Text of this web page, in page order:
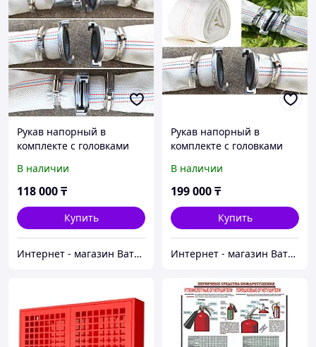
Рукав напорный в
комплекте с головками
длина 100 м
В наличии
118 000₸
Купить
Интернет - магазин Ватцап
Рукав напорный в
комплекте с головками
длина 50 м
В наличии
199 000₸
Купить
Интернет - магазин Ватцап